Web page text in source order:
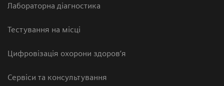
Лабораторна діагностика
Тестування на місці
Цифровізація охорони здоров’я
Сервіси та консультування